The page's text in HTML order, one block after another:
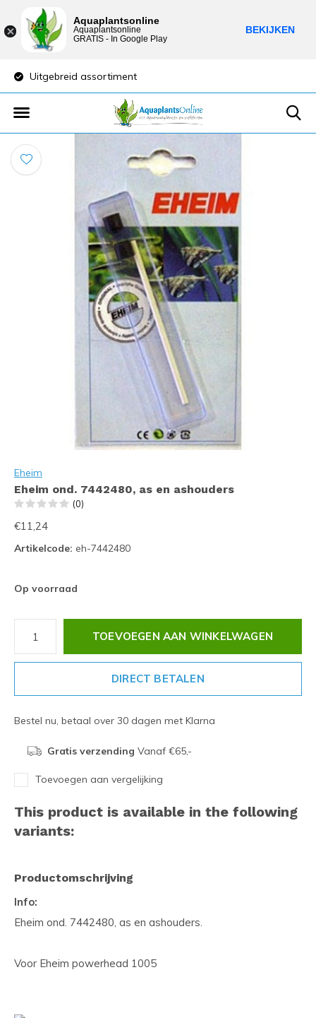
Lage verzendkosten
Eheim
Eheim ond. 7442480, as en ashouders
(0)
€11,24
Artikelcode: eh-7442480
Op voorraad
TOEVOEGEN AAN WINKELWAGEN
DIRECT BETALEN
Bestel nu, betaal over 30 dagen met Klarna
Gratis verzending Vanaf €65,-
Toevoegen aan vergelijking
This product is available in the following
variants:
Productomschrijving
Info:
Eheim ond. 7442480, as en ashouders.
Voor Eheim powerhead 1005
Aquaplantsonline
Aquaplantsonline
GRATIS - In Google Play
BEKIJKEN